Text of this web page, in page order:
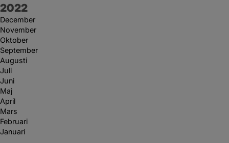
År:
2022
December
November
Oktober
September
Augusti
Juli
Juni
Maj
April
Mars
Februari
Januari